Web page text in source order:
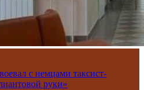
с немцами таксист-
руки»